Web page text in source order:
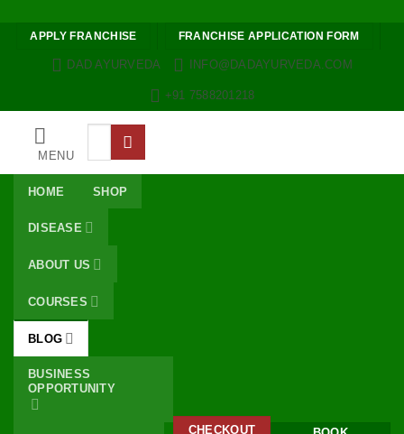
APPLY FRANCHISE FRANCHISE APPLICATION FORM
DAD AYURVEDA INFO@DADAYURVEDA.COM
+91 7588201218
MENU
Search
HOME SHOP
DISEASE
ABOUT US
COURSES
BLOG
BUSINESS
OPPORTUNITY
CHECKOUT